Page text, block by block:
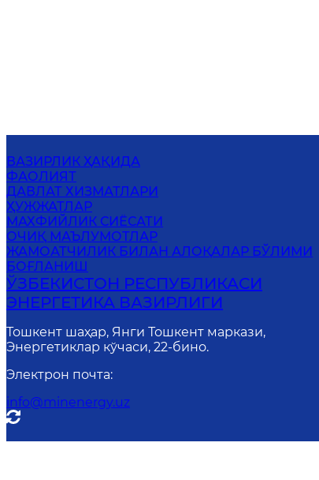
ВАЗИРЛИК ҲАҚИДА
ФАОЛИЯТ
ДАВЛАТ ХИЗМАТЛАРИ
ҲУЖЖАТЛАР
МАХФИЙЛИК СИЁСАТИ
ОЧИҚ МАЪЛУМОТЛАР
ЖАМОАТЧИЛИК БИЛАН АЛОҚАЛАР БЎЛИМИ
БОҒЛАНИШ
ЎЗБЕКИСТОН РЕСПУБЛИКАСИ
ЭНЕРГЕТИКА ВАЗИРЛИГИ
Тошкент шаҳар, Янги Тошкент маркази,
Энергетиклар кўчаси, 22-бино.
Электрон почта:
info@minenergy.uz